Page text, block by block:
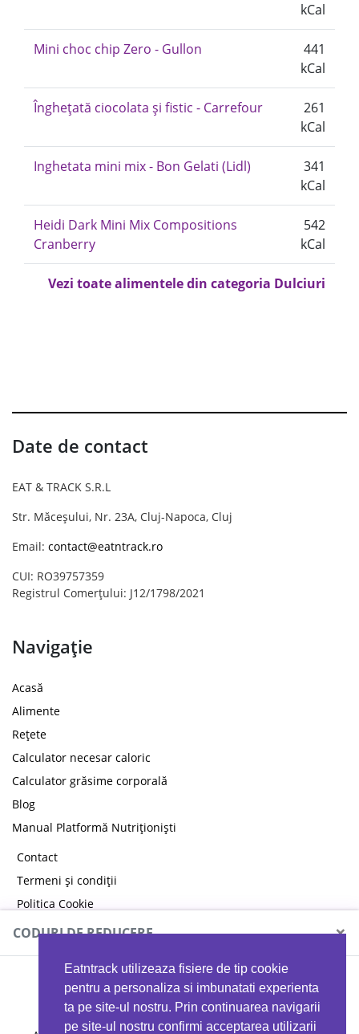
Eatntrack utilizeaza fisiere de tip cookie
pentru a personaliza si imbunatati experienta
ta pe site-ul nostru. Prin continuarea navigarii
pe site-ul nostru confirmi acceptarea utilizarii
kCal
Mini choc chip Zero - Gullon
441
kCal
Înghețată ciocolata și fistic - Carrefour
261
kCal
Inghetata mini mix - Bon Gelati (Lidl)
341
kCal
Heidi Dark Mini Mix Compositions
Cranberry
542
kCal
Vezi toate alimentele din categoria Dulciuri
Date de contact
EAT & TRACK S.R.L
Str. Măceșului, Nr. 23A, Cluj-Napoca, Cluj
Email: contact@eatntrack.ro
CUI: RO39757359
Registrul Comerțului: J12/1798/2021
Navigație
Acasă
Alimente
Rețete
Calculator necesar caloric
Calculator grăsime corporală
Blog
Manual Platformă Nutriționiști
Contact
Termeni și condiții
Politica Cookie
Politica de confidențialitate
CODURI DE REDUCERE ×
MYPROTEIN